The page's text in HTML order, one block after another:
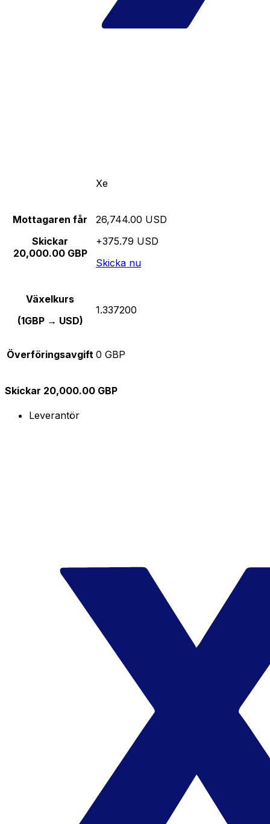
Xe
Mottagaren får
Skickar
20,000.00 GBP
26,744.00 USD
+375.79 USD
Skicka nu
Växelkurs
(1GBP → USD)
1.337200
Överföringsavgift 0 GBP
Skickar 20,000.00 GBP
Leverantör